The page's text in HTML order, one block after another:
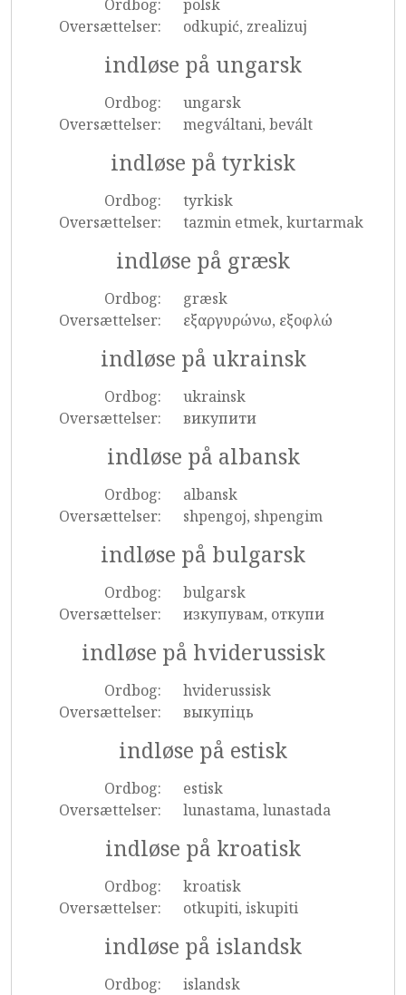
Ordbog:
polsk
Oversættelser:
odkupić, zrealizuj
indløse på ungarsk
Ordbog:
ungarsk
Oversættelser:
megváltani, bevált
indløse på tyrkisk
Ordbog:
tyrkisk
Oversættelser:
tazmin etmek, kurtarmak
indløse på græsk
Ordbog:
græsk
Oversættelser:
εξαργυρώνω, εξοφλώ
indløse på ukrainsk
Ordbog:
ukrainsk
Oversættelser:
викупити
indløse på albansk
Ordbog:
albansk
Oversættelser:
shpengoj, shpengim
indløse på bulgarsk
Ordbog:
bulgarsk
Oversættelser:
изкупувам, откупи
indløse på hviderussisk
Ordbog:
hviderussisk
Oversættelser:
выкупіць
indløse på estisk
Ordbog:
estisk
Oversættelser:
lunastama, lunastada
indløse på kroatisk
Ordbog:
kroatisk
Oversættelser:
otkupiti, iskupiti
indløse på islandsk
Ordbog:
islandsk